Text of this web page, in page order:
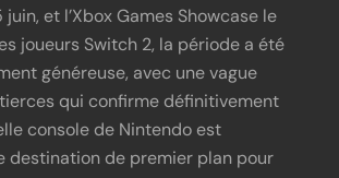
juin, et l’Xbox Games Showcase le
joueurs Switch 2, la période a été
généreuse, avec une vague
tierces qui confirme définitivement
console de Nintendo est
destination de premier plan pour